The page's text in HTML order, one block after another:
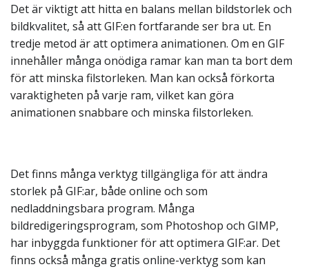
Det är viktigt att hitta en balans mellan bildstorlek och
bildkvalitet, så att GIF:en fortfarande ser bra ut. En
tredje metod är att optimera animationen. Om en GIF
innehåller många onödiga ramar kan man ta bort dem
för att minska filstorleken. Man kan också förkorta
varaktigheten på varje ram, vilket kan göra
animationen snabbare och minska filstorleken.
Det finns många verktyg tillgängliga för att ändra
storlek på GIF:ar, både online och som
nedladdningsbara program. Många
bildredigeringsprogram, som Photoshop och GIMP,
har inbyggda funktioner för att optimera GIF:ar. Det
finns också många gratis online-verktyg som kan